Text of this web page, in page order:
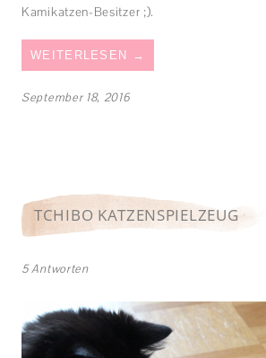
Kamikatzen-Besitzer ;).
WEITERLESEN →
September 18, 2016
TCHIBO KATZENSPIELZEUG
5 Antworten